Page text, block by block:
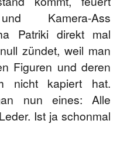
Kamera-Ass
Patriki direkt mal
zündet, weil man
Figuren und deren
nicht kapiert hat.
nun eines: Alle
Ist ja schonmal